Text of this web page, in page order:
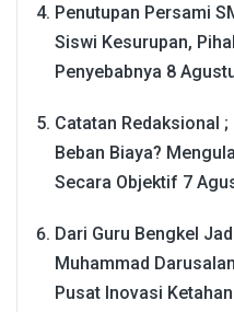
Penutupan Persami
Siswi Kesurupan,
Penyebabnya 8
Catatan Redaksional
Beban Biaya?
Secara Objektif 7
Dari Guru Bengkel
Muhammad
Pusat Inovasi